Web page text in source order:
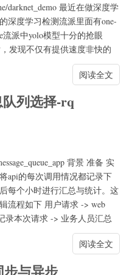
darknet_demo 最近在做深度学
深度学习检测流派里面有one-
流派中yolo模型十分的抢眼
发现不仅有提供速度非快的
阅读全文
列选择-rq
背景 准备 实
api的每次调用情况都记录下
每个小时进行汇总与统计。这
流程如下 用户请求 -> web
录本次请求 -> 业务人员汇总
阅读全文
与异步